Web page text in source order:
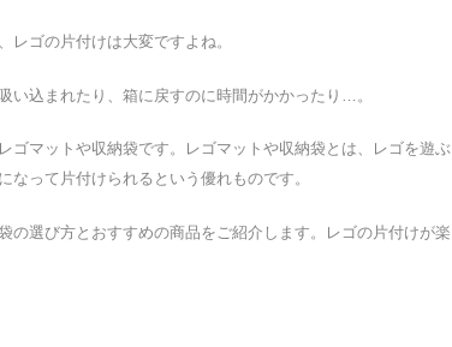
レゴの片付けは大変ですよね。
い込まれたり、箱に戻すのに時間がかかったり…。
ゴマットや収納袋です。レゴマットや収納袋とは、レゴを遊ぶ
って片付けられるという優れものです。
の選び方とおすすめの商品をご紹介します。レゴの片付けが楽